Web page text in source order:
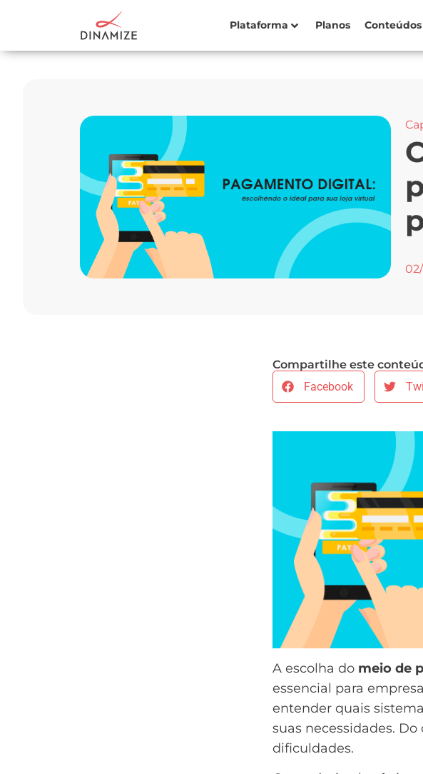
Plataforma Planos Conteúdos
Compartilhe este
Facebook
A escolha do meio de
essencial para
entender quais
suas necessidades.
dificuldades.